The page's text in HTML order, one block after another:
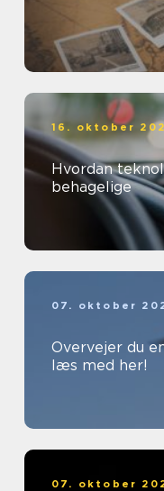
16. oktober
Hvordan
behagelige
07. oktober
Overvejer du
læs med her!
07. oktober